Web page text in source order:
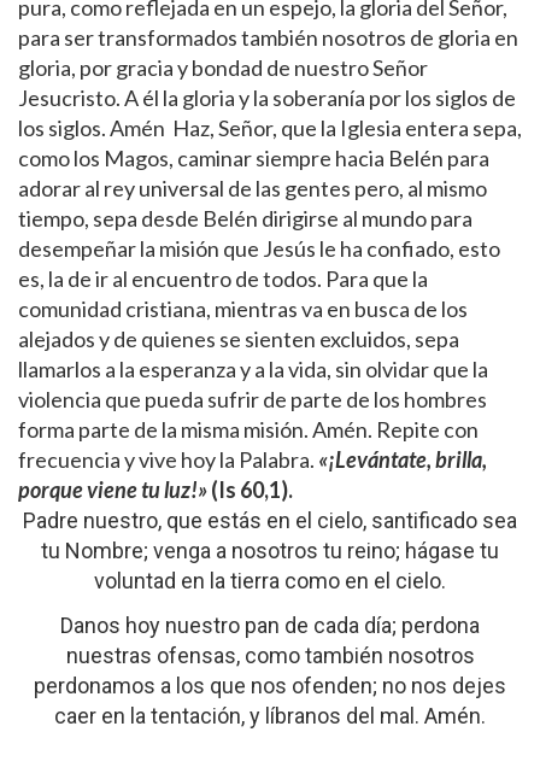
pura, como reflejada en un espejo, la gloria del Señor,
para ser transformados también nosotros de gloria en
gloria, por gracia y bondad de nuestro Señor
Jesucristo. A él la gloria y la soberanía por los siglos de
los siglos. Amén Haz, Señor, que la Iglesia entera sepa,
como los Magos, caminar siempre hacia Belén para
adorar al rey universal de las gentes pero, al mismo
tiempo, sepa desde Belén dirigirse al mundo para
desempeñar la misión que Jesús le ha confiado, esto
es, la de ir al encuentro de todos. Para que la
comunidad cristiana, mientras va en busca de los
alejados y de quienes se sienten excluidos, sepa
llamarlos a la esperanza y a la vida, sin olvidar que la
violencia que pueda sufrir de parte de los hombres
forma parte de la misma misión. Amén. Repite con
frecuencia y vive hoy la Palabra. «¡Levántate, brilla,
porque viene tu luz!»(Is 60,1).
Padre nuestro, que estás en el cielo, santificado sea
tu Nombre; venga a nosotros tu reino; hágase tu
voluntad en la tierra como en el cielo.
Danos hoy nuestro pan de cada día; perdona
nuestras ofensas, como también nosotros
perdonamos a los que nos ofenden; no nos dejes
caer en la tentación, y líbranos del mal. Amén.